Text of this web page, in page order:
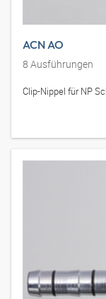
ACN AO
8 Ausführungen
Clip-Nippel für NP